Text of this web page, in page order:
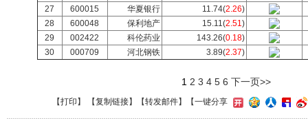
27
600015 华夏银行 11.74(2.26)
28
600048 保利地产 15.11(2.51)
29
002422 科伦药业 143.26(0.18)
30
000709 河北钢铁 3.89(2.37)
1 2 3 4 5 6 下一页>>
【打印 】 【复制链接】【转发邮件】 【一键分享